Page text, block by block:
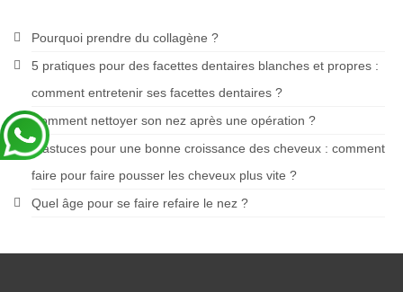
Pourquoi prendre du collagène ?
5 pratiques pour des facettes dentaires blanches et propres :
comment entretenir ses facettes dentaires ?
Comment nettoyer son nez après une opération ?
4 astuces pour une bonne croissance des cheveux : comment
faire pour faire pousser les cheveux plus vite ?
Quel âge pour se faire refaire le nez ?